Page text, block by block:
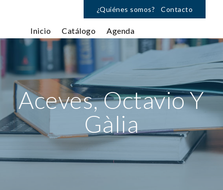
¿Quiénes somos? Contacto
Inicio Catálogo Agenda
Aceves, Octavio Y
Gàlia